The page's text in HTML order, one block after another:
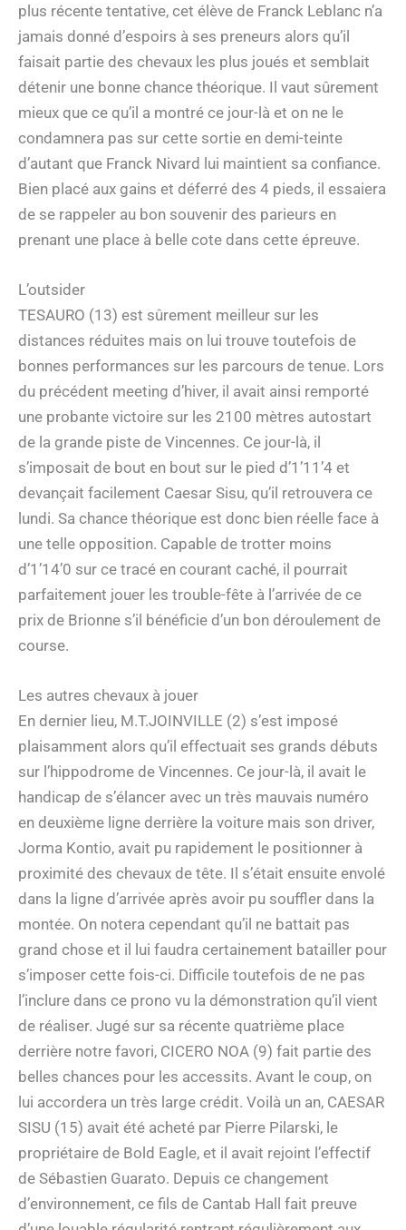
plus récente tentative, cet élève de Franck Leblanc n’a
jamais donné d’espoirs à ses preneurs alors qu’il
faisait partie des chevaux les plus joués et semblait
détenir une bonne chance théorique. Il vaut sûrement
mieux que ce qu’il a montré ce jour-là et on ne le
condamnera pas sur cette sortie en demi-teinte
d’autant que Franck Nivard lui maintient sa confiance.
Bien placé aux gains et déferré des 4 pieds, il essaiera
de se rappeler au bon souvenir des parieurs en
prenant une place à belle cote dans cette épreuve.
L’outsider
TESAURO (13) est sûrement meilleur sur les
distances réduites mais on lui trouve toutefois de
bonnes performances sur les parcours de tenue. Lors
du précédent meeting d’hiver, il avait ainsi remporté
une probante victoire sur les 2100 mètres autostart
de la grande piste de Vincennes. Ce jour-là, il
s’imposait de bout en bout sur le pied d’1’11’4 et
devançait facilement Caesar Sisu, qu’il retrouvera ce
lundi. Sa chance théorique est donc bien réelle face à
une telle opposition. Capable de trotter moins
d’1’14’0 sur ce tracé en courant caché, il pourrait
parfaitement jouer les trouble-fête à l’arrivée de ce
prix de Brionne s’il bénéficie d’un bon déroulement de
course.
Les autres chevaux à jouer
En dernier lieu, M.T.JOINVILLE (2) s’est imposé
plaisamment alors qu’il effectuait ses grands débuts
sur l’hippodrome de Vincennes. Ce jour-là, il avait le
handicap de s’élancer avec un très mauvais numéro
en deuxième ligne derrière la voiture mais son driver,
Jorma Kontio, avait pu rapidement le positionner à
proximité des chevaux de tête. Il s’était ensuite envolé
dans la ligne d’arrivée après avoir pu souffler dans la
montée. On notera cependant qu’il ne battait pas
grand chose et il lui faudra certainement batailler pour
s’imposer cette fois-ci. Difficile toutefois de ne pas
l’inclure dans ce prono vu la démonstration qu’il vient
de réaliser. Jugé sur sa récente quatrième place
derrière notre favori, CICERO NOA (9) fait partie des
belles chances pour les accessits. Avant le coup, on
lui accordera un très large crédit. Voilà un an, CAESAR
SISU (15) avait été acheté par Pierre Pilarski, le
propriétaire de Bold Eagle, et il avait rejoint l’effectif
de Sébastien Guarato. Depuis ce changement
d’environnement, ce fils de Cantab Hall fait preuve